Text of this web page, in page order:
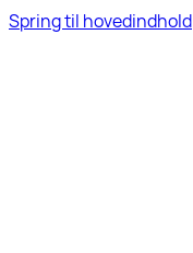
Spring til hovedindhold